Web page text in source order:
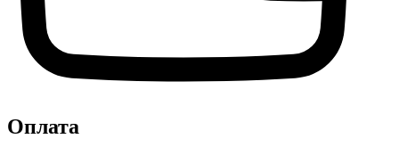
Оплата